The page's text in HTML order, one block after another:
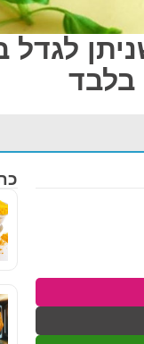
לגדל
בלבד